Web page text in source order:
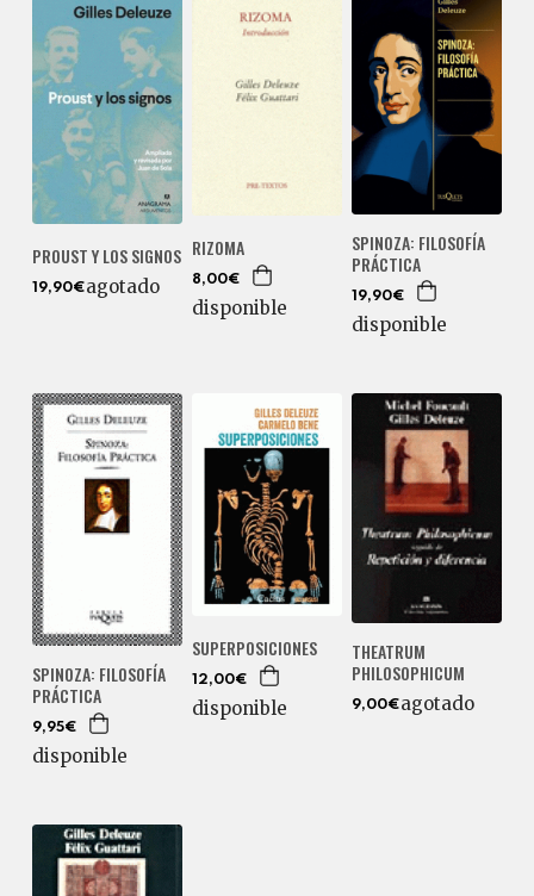
PROUST Y LOS SIGNOS
19,90€agotado
RIZOMA
8,00€
disponible
SPINOZA: FILOSOFÍA
PRÁCTICA
19,90€
disponible
SPINOZA: FILOSOFÍA
PRÁCTICA
9,95€
disponible
SUPERPOSICIONES
12,00€
disponible
THEATRUM
PHILOSOPHICUM
9,00€agotado